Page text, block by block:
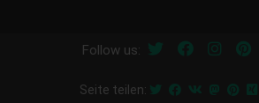
Follow us:
Seite teilen: